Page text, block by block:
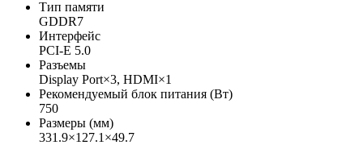
Тип памяти
GDDR7
Интерфейс
PCI-E 5.0
Разъемы
Display Port×3, HDMI×1
Рекомендуемый блок питания (Вт)
750
Размеры (мм)
331.9×127.1×49.7